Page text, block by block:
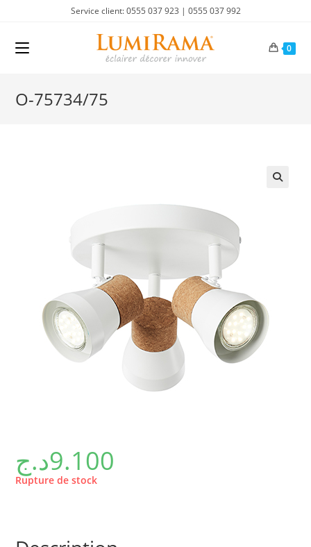
content
Service client: 0555 037 923 | 0555 037 992
0
O-75734/75
9.100د.ج
Rupture de stock